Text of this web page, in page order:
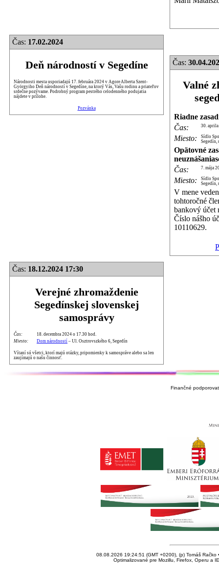
Čas: 17.02.2024
Deň národností v Segedíne
Národnosti mesta usporiadajú 17. februára 2024 v Agore Alberta Szent-
Györgyiho Deň národností v Segedíne, na ktorý Vás, Vašu rodinu a priateľov
srdečne pozývame. Podrobný program pestrého celodenného podujatia
nájdete v prílohe.
Pozvánka
Čas:
Valné
Riadne
Čas:
30.
Miesto:
Sídlo
Segedín,
Opätovné
Čas:
7. mája
Miesto:
Sídlo
Segedín,
V mene
tohtoročné
bankový účet
Číslo nášho
10110629.
Čas: 18.12.2024 17:30
Verejné zhromaždenie
Segedínskej slovenskej
samosprávy
Čas:
18. decembra 2024 o 17.30 hod.
Miesto:
Dom národností – Ul. Osztrovszkého 6, Segedín
Vítaní sú všetci, ktorí majú otázky, pripomienky k samospráve alebo sa len
zaujímajú o našu činnosť.
Finančné
08.08.2026 19:24:51 (GMT +0200), (p) Tomáš Račko
Optimalizované pre Mozillu, Firefox, Operu a